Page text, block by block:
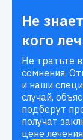
Не
кого
Не тратьте
сомнения.
и наши
случай,
подберут
получат
цене лечения